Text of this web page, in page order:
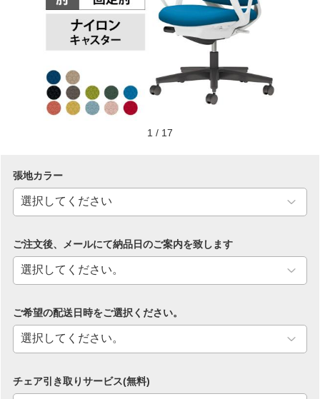
1 / 17
張地カラー
ご注文後、メールにて納品日のご案内を致します
ご希望の配送日時をご選択ください。
チェア引き取りサービス(無料)